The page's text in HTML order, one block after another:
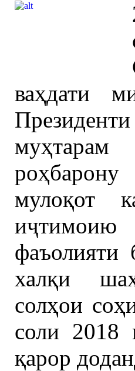
ваҳдати
мулоқот
халқи
солҳои
соли 2018
қарор